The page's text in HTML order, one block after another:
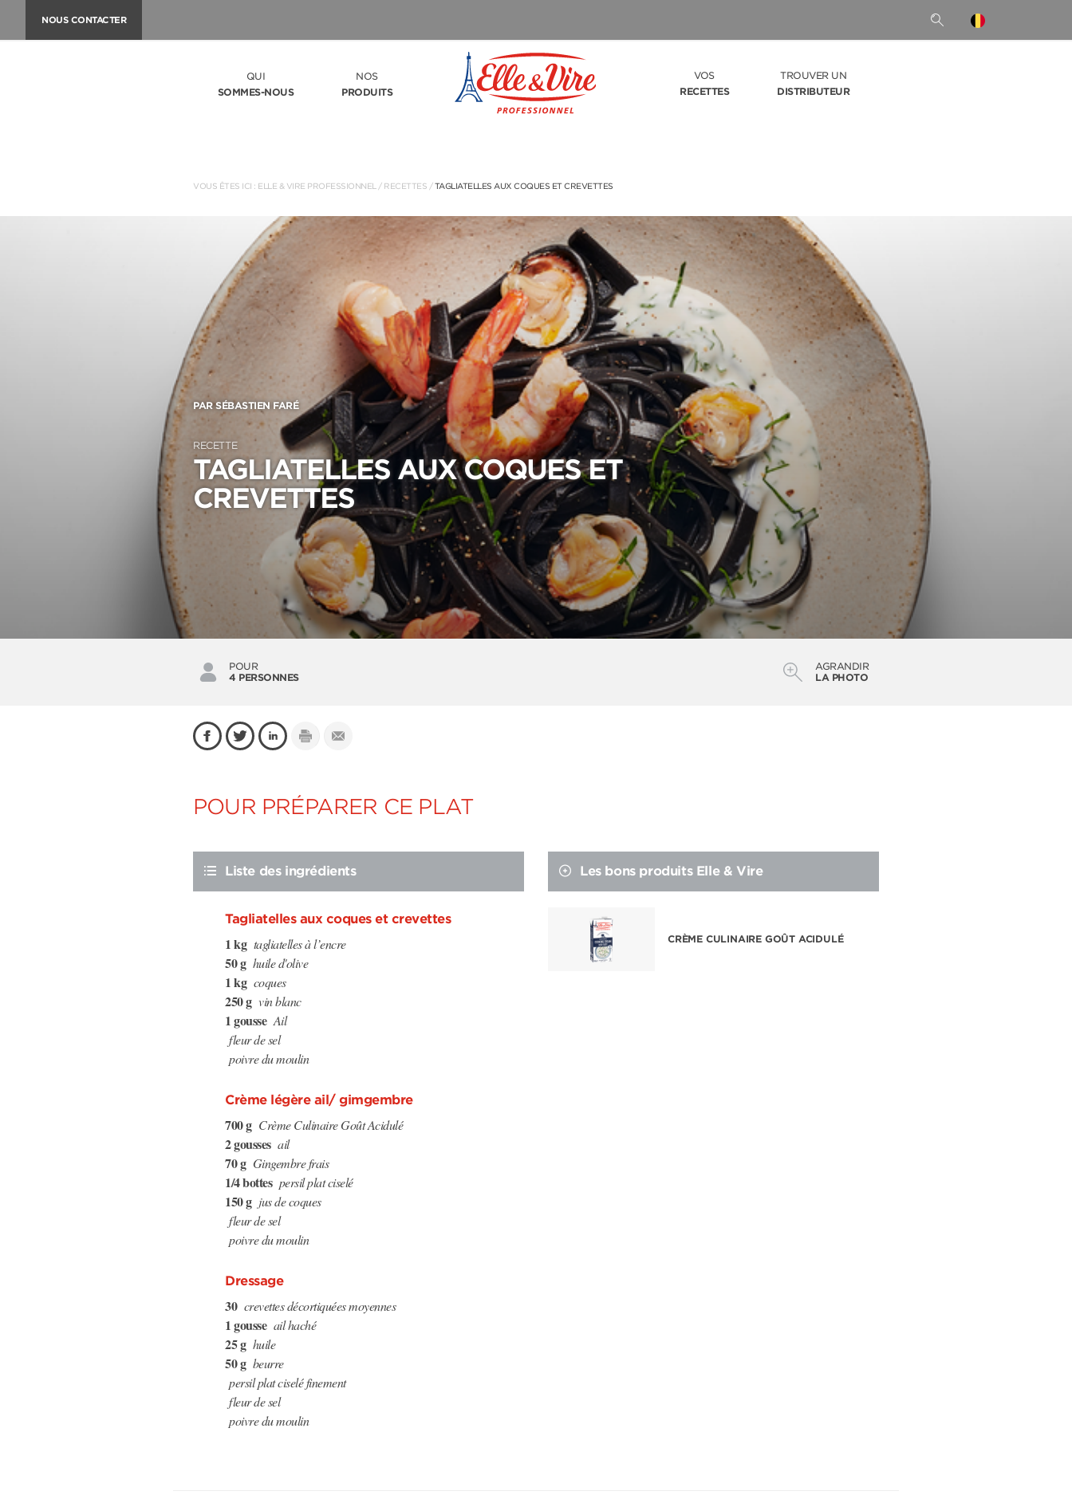
NOUS CONTACTER
QUI
SOMMES-NOUS
NOS
PRODUITS
VOS
RECETTES
TROUVER UN
DISTRIBUTEUR
VOUS ÊTES ICI : ELLE & VIRE PROFESSIONNEL / RECETTES /TAGLIATELLES AUX COQUES ET CREVETTES
PAR SÉBASTIEN FARÉ
RECETTE
TAGLIATELLES AUX COQUES ET
CREVETTES
POUR
4 PERSONNES
AGRANDIR
LA PHOTO
POUR PRÉPARER CE PLAT
Liste des ingrédients
Tagliatelles aux coques et crevettes
1 kg tagliatelles à l’encre
50 g huile d'olive
1 kg coques
250 g vin blanc
1 gousse Ail
fleur de sel
poivre du moulin
Crème légère ail/ gimgembre
700 g Crème Culinaire Goût Acidulé
2 gousses ail
70 g Gingembre frais
1/4 bottes persil plat ciselé
150 g jus de coques
fleur de sel
poivre du moulin
Dressage
30 crevettes décortiquées moyennes
1 gousse ail haché
25 g huile
50 g beurre
persil plat ciselé finement
fleur de sel
poivre du moulin
Les bons produits Elle & Vire
CRÈME CULINAIRE GOÛT ACIDULÉ